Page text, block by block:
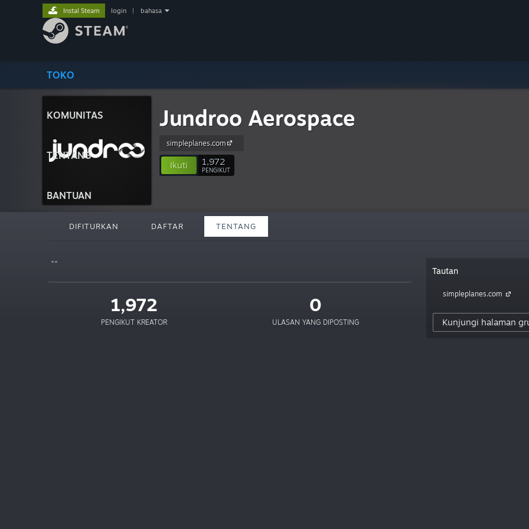
TOKO
KOMUNITAS
TENTANG
BANTUAN
Instal Steam login bahasa
Jundroo Aerospace
simpleplanes.com
Ikuti 1,972
PENGIKUT
DIFITURKAN DAFTAR TENTANG
""
1,972
PENGIKUT KREATOR
0
ULASAN YANG DIPOSTING
Tautan
simpleplanes.com
Kunjungi halaman